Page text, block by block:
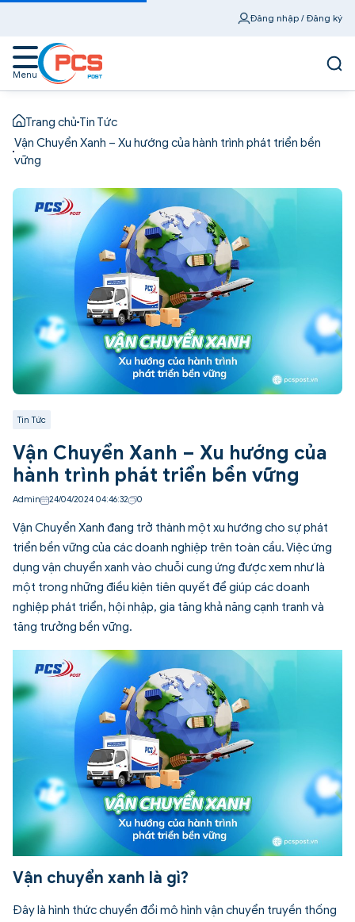
Đăng nhập / Đăng ký
Menu
Trang chủTin Tức
Vận Chuyển Xanh – Xu hướng của hành trình phát triển bền
vững
Tin Tức
Vận Chuyển Xanh – Xu hướng của
hành trình phát triển bền vững
Admin 24/04/2024 04:46:32 0
Vận Chuyển Xanh đang trở thành một xu hướng cho sự phát
triển bền vững của các doanh nghiệp trên toàn cầu. Việc ứng
dụng vận chuyển xanh vào chuỗi cung ứng được xem như là
một trong những điều kiện tiên quyết để giúp các doanh
nghiệp phát triển, hội nhập, gia tăng khả năng cạnh tranh và
tăng trưởng bền vững.
Vận chuyển xanh là gì?
Đây là hình thức chuyển đổi mô hình vận chuyển truyền thống